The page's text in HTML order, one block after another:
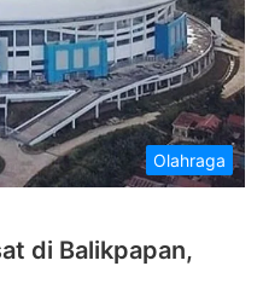
Olahraga
di Balikpapan,